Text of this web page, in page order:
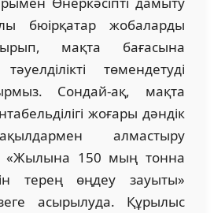
бюірқатар жобаларды
мақта бағасына
төмендетуді
Сондай-ақ, мақта
жоғары дәндік
алмастыру
«Жылына 150 мың тонна
терең өңдеу зауыты»
асырылуда. Құрылыс